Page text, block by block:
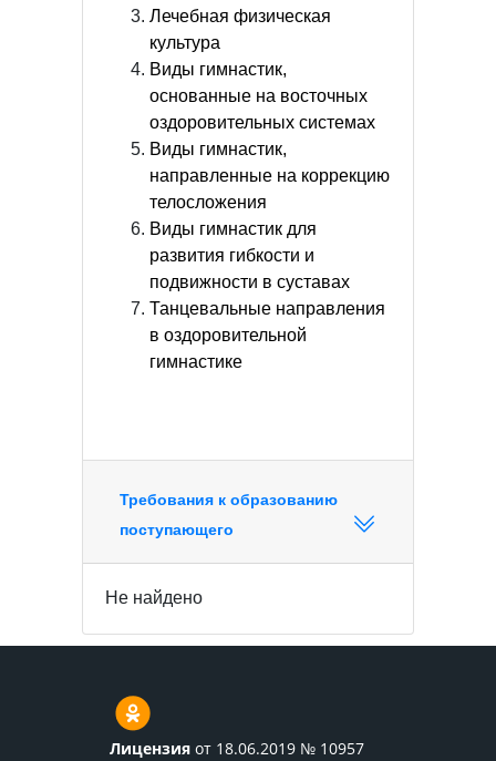
Лечебная физическая
культура
Виды гимнастик,
основанные на восточных
оздоровительных системах
Виды гимнастик,
направленные на коррекцию
телосложения
Виды гимнастик для
развития гибкости и
подвижности в суставах
Танцевальные направления
в оздоровительной
гимнастике
Требования к образованию
поступающего
Не найдено
Лицензия от 18.06.2019 № 10957